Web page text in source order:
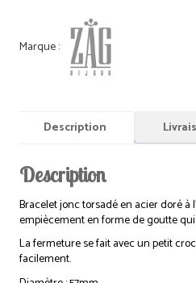
Description
Description
Bracelet jonc torsadé en acier doré à
empiècement en forme de goutte qui
La fermeture se fait avec un petit
facilement.